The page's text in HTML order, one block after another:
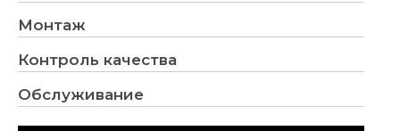
Монтаж
Контроль качества
Обслуживание